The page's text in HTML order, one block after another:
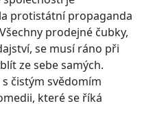
protistátní propaganda
prodejné čubky,
se musí ráno při
ze sebe samých.
čistým svědomím
které se říká